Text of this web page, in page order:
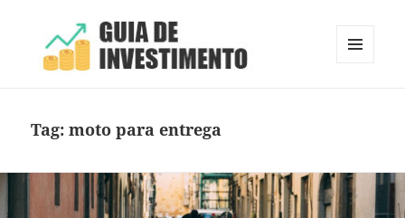
Tag:moto para entrega